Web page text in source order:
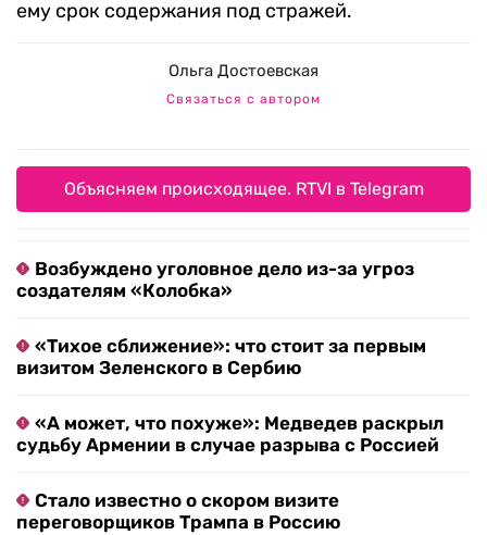
ему срок содержания под стражей.
Ольга Достоевская
Связаться с автором
Объясняем происходящее. RTVI в Telegram
Возбуждено уголовное дело из-за угроз
создателям «Колобка»
«Тихое сближение»: что стоит за первым
визитом Зеленского в Сербию
«А может, что похуже»: Медведев раскрыл
судьбу Армении в случае разрыва с Россией
Стало известно о скором визите
переговорщиков Трампа в Россию